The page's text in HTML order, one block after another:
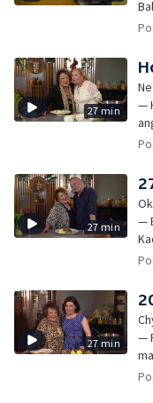
27 min
—
27 min
—
27 min
—